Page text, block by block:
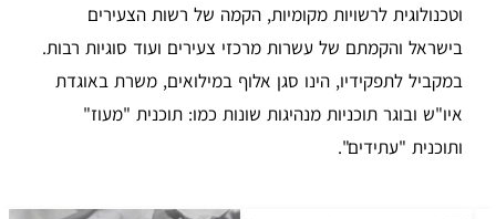
וטכנולוגית לרשויות מקומיות, הקמה של רשות הצעירים
בישראל והקמתם של עשרות מרכזי צעירים ועוד סוגיות רבות.
במקביל לתפקידיו, הינו סגן אלוף במילואים, משרת באוגדת
איו"ש ובוגר תוכניות מנהיגות שונות כמו: תוכנית "מעוז"
ותוכנית "עתידים".